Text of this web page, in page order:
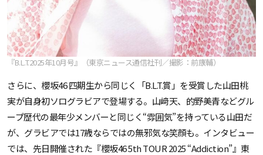
『B.L.T.2025年10月号』（東京ニュース通信社刊／撮影：前康輔）
さらに、櫻坂46 四期生から同じく「B.L.T.賞」を受賞した山田桃
実が自身初ソログラビアで登場する。山﨑天、的野美青などグル
ープ歴代の最年少メンバーと同じく“雰囲気”を持っている山田だ
が、グラビアでは17歳ならではの無邪気な笑顔も。インタビュー
では、先日開催された『櫻坂46 5th TOUR 2025 “Addiction”』東